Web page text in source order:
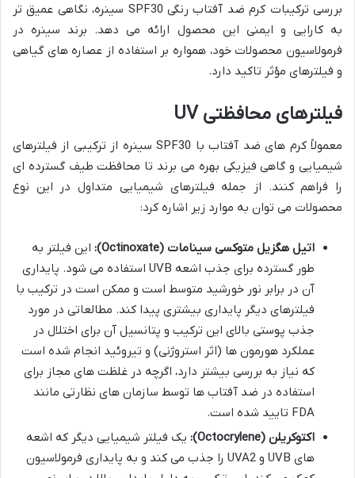
بررسی ترکیبات کرم ضد آفتاب رنگی SPF30 سینره، نگاهی عمیق تر
به کارایی و ایمنی این محصول ارائه می دهد. برند سینره در
فرمولاسیون محصولات خود، همواره بر استفاده از عصاره های گیاهی
و فیلترهای مؤثر تاکید دارد.
فیلترهای محافظتی UV
معمولاً کرم های ضد آفتاب با SPF30 سینره از ترکیبی از فیلترهای
شیمیایی و گاهی فیزیکی بهره می برند تا محافظت طیف گسترده ای
را فراهم کنند. از جمله فیلترهای شیمیایی متداول در این نوع
محصولات می توان به موارد زیر اشاره کرد:
اتیل هگزیل متوکسی سینامات (Octinoxate):
این فیلتر به
طور گسترده برای جذب اشعه UVB استفاده می شود. پایداری
آن در برابر نور خورشید متوسط است و ممکن است در ترکیب با
فیلترهای دیگر پایداری بیشتری پیدا کند. مطالعاتی در مورد
جذب پوستی بالای این ترکیب و پتانسیل آن برای اختلال در
عملکرد هورمون ها (اثر استروژنی) و تیروئید انجام شده است
که نیاز به بررسی بیشتر دارد، اگرچه در غلظت های مجاز برای
استفاده در ضد آفتاب ها توسط سازمان های نظارتی مانند
FDA تایید شده است.
اکتوکریلن (Octocrylene):
یک فیلتر شیمیایی دیگر که اشعه
های UVB و UVA2 را جذب می کند و به پایداری فرمولاسیون